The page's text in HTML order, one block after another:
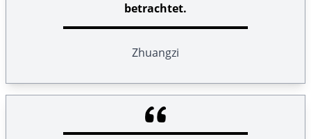
betrachtet.
Zhuangzi